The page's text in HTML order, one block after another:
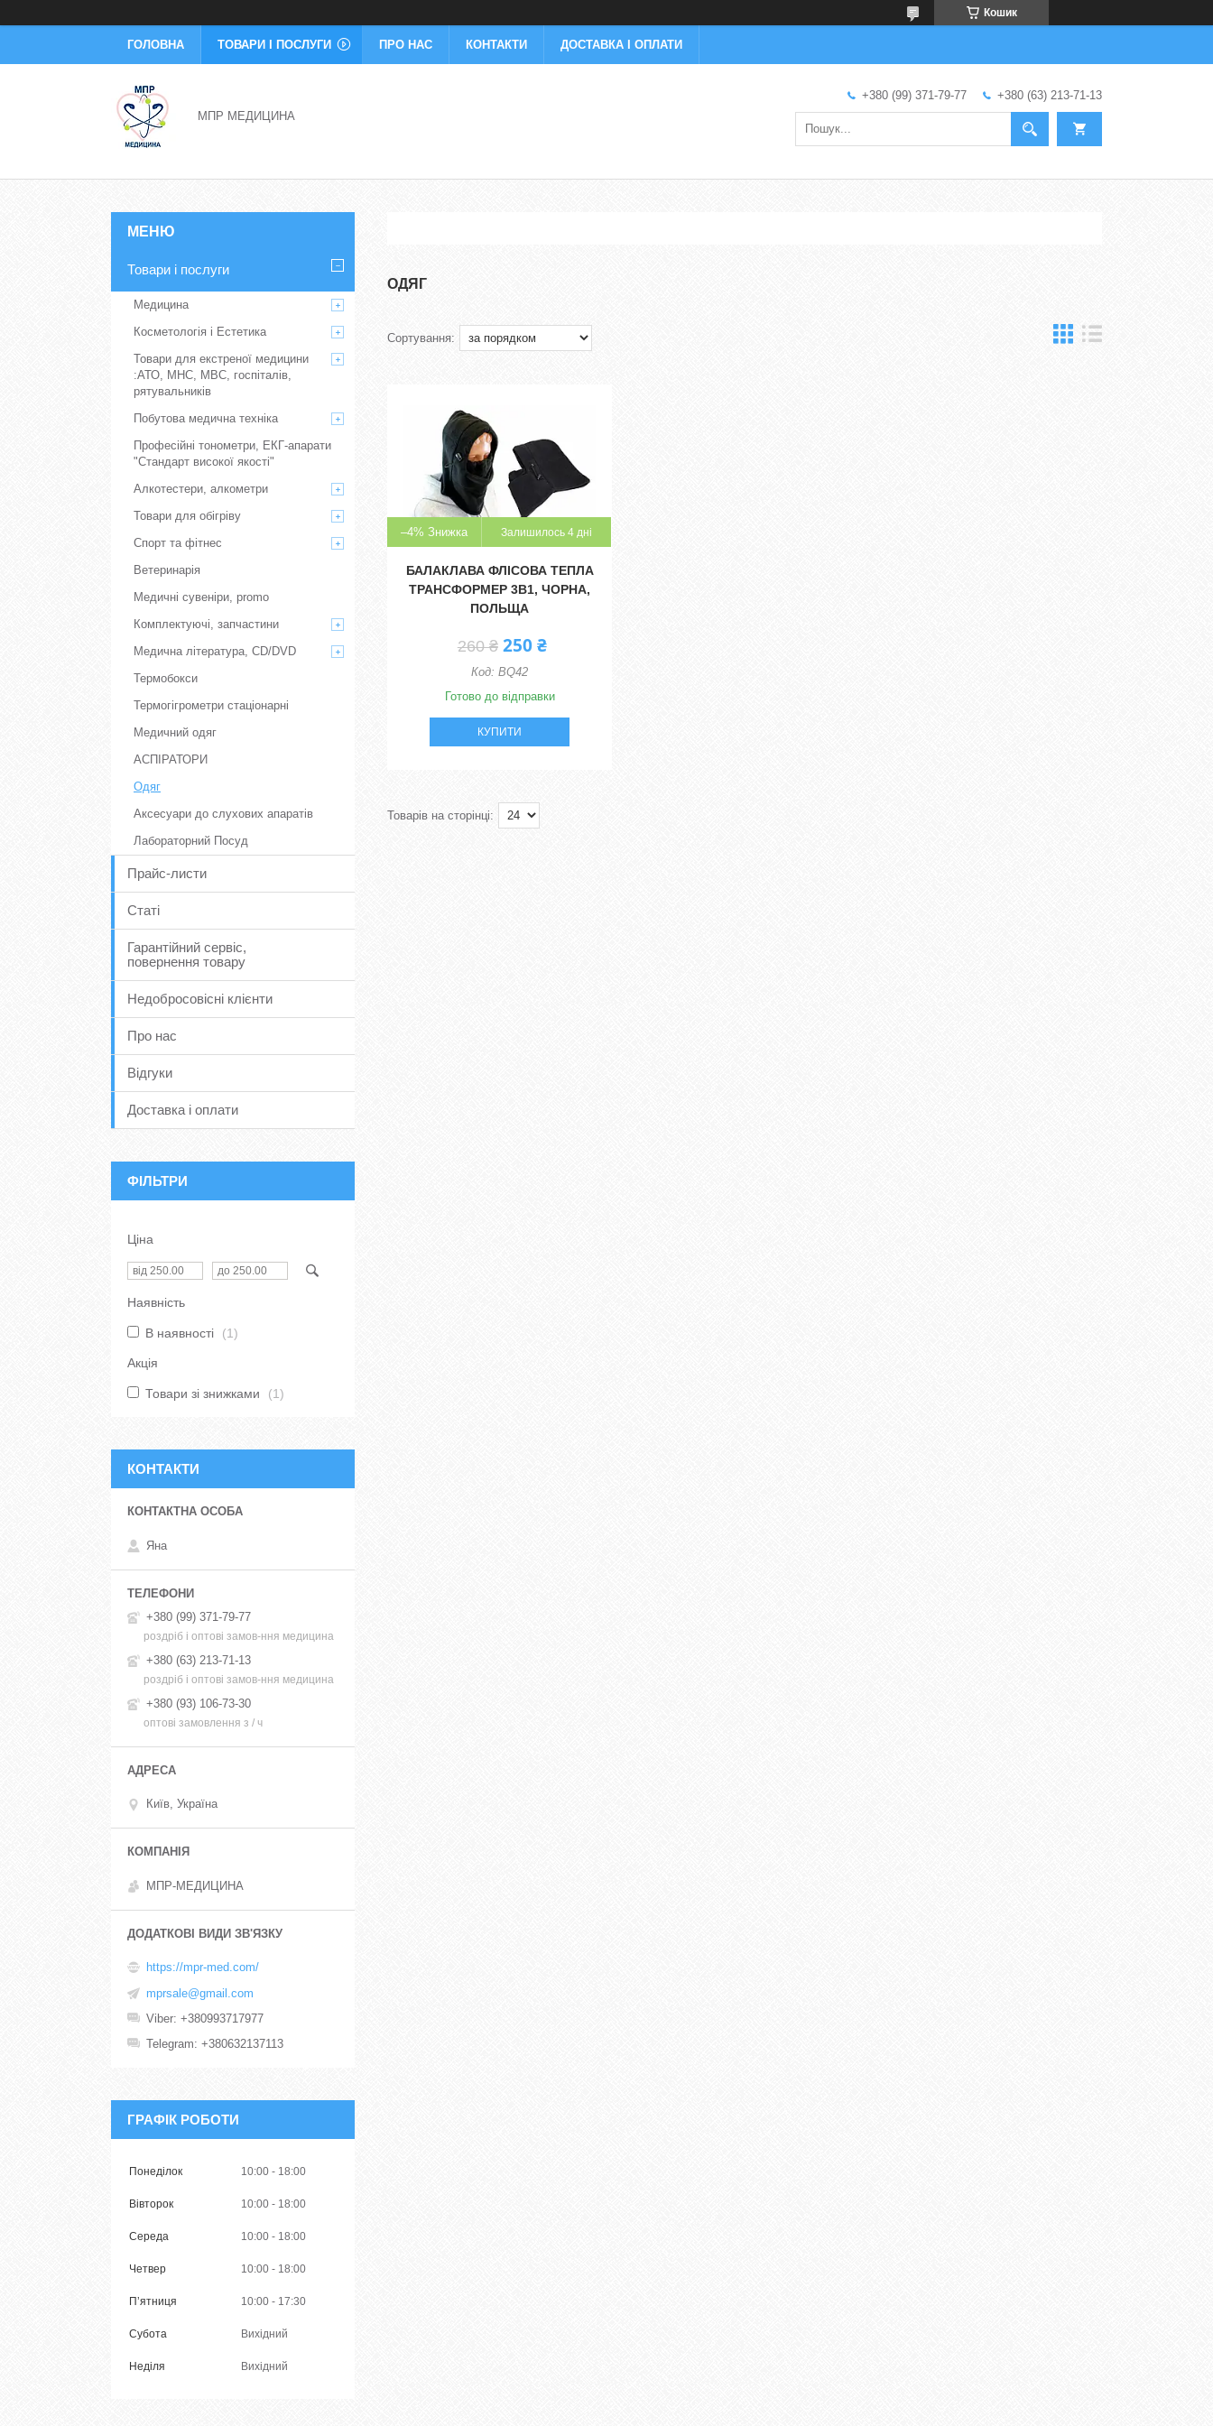
Кошик
ГОЛОВНА ТОВАРИ І ПОСЛУГИ ПРО НАС КОНТАКТИ ДОСТАВКА І ОПЛАТИ
МПР МЕДИЦИНА
+380 (99) 371-79-77 +380 (63) 213-71-13
ОДЯГ
–4% Залишилось 4 дні
БАЛАКЛАВА ФЛІСОВА ТЕПЛА
ТРАНСФОРМЕР 3В1, ЧОРНА,
ПОЛЬЩА
260 ₴ 250 ₴
BQ42
Готово до відправки
КУПИТИ
Товари і послуги
Медицина
Косметологія і Естетика
Товари для екстреної медицини
:АТО, МНС, МВС, госпіталів,
рятувальників
Побутова медична техніка
Професійні тонометри, ЕКГ-апарати
"Стандарт високої якості"
Алкотестери, алкометри
Товари для обігріву
Спорт та фітнес
Ветеринарія
Медичні сувеніри, promo
Комплектуючі, запчастини
Медична література, CD/DVD
Термобокси
Термогігрометри стаціонарні
Медичний одяг
АСПІРАТОРИ
Одяг
Аксесуари до слухових апаратів
Лабораторний Посуд
Прайс-листи
Статі
Гарантійний сервіс,
повернення товару
Недобросовісні клієнти
Про нас
Відгуки
Доставка і оплати
ФІЛЬТРИ
Ціна
Наявність
В наявності 1
Акція
Товари зі знижками 1
КОНТАКТИ
Яна
+380 (99) 371-79-77
роздріб і оптові замов-ння медицина
+380 (63) 213-71-13
роздріб і оптові замов-ння медицина
+380 (93) 106-73-30
оптові замовлення з / ч
Київ, Україна
МПР-МЕДИЦИНА
https://mpr-med.com/
mprsale@gmail.com
Viber +380993717977
Telegram +380632137113
ГРАФІК РОБОТИ
Понеділок 10:00 18:00
Вівторок 10:00 18:00
Середа 10:00 18:00
Четвер 10:00 18:00
Пʼятниця 10:00 17:30
Субота Вихідний
Неділя Вихідний